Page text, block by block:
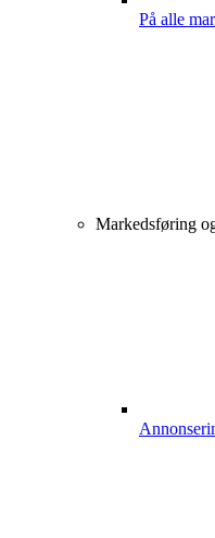
På alle
Markedsføring